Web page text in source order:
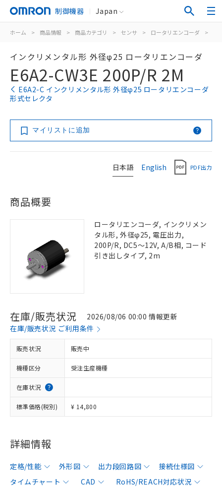
制御機器 Japan
ホーム > 商品情報 > 商品カテゴリ > センサ > ロータリエンコーダ >
インクリメンタル形 外径φ25 ロータリエンコーダ
E6A2-CW3E 200P/R 2M
E6A2-C インクリメンタル形 外径φ25 ロータリエンコーダ
形式セレクタ
マイリストに追加
日本語 English PDF出力
商品概要
ロータリエンコーダ, インクリメン
タル形, 外径φ25, 電圧出力,
200P/R, DC5～12V, A/B相, コード
引き出しタイプ, 2m
在庫/販売状況
2026/08/06 00:00 情報更新
在庫/販売状況 ご利用条件
販売状況 販売中
機種区分 受注生産機種
在庫状況
標準価格(税別) ¥ 14,800
詳細情報
定格/性能 外形図 出力段回路図
接続仕様図
タイムチャート
CAD
RoHS/REACH対応状況